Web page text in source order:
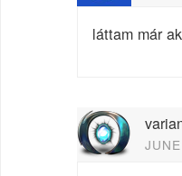
láttam már